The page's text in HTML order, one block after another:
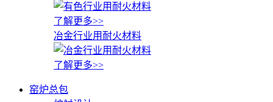
了解更多>>
冶金行业用耐火材料
了解更多>>
窑炉总包